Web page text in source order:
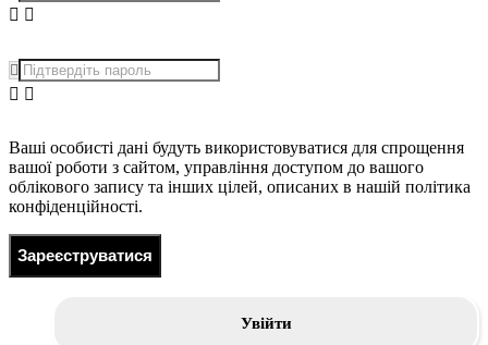
Ваші особисті дані будуть використовуватися для спрощення
вашої роботи з сайтом, управління доступом до вашого
облікового запису та інших цілей, описаних в нашій політика
конфіденційності.
Зареєструватися
Увійти